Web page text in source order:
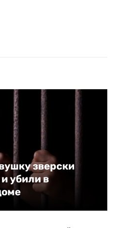
зверски
убили в